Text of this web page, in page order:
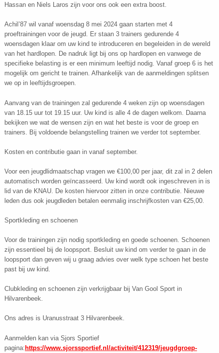
Hassan en Niels Laros zijn voor ons ook een extra boost.
Achil’87 wil vanaf woensdag 8 mei 2024 gaan starten met 4
proeftrainingen voor de jeugd. Er staan 3 trainers gedurende 4
woensdagen klaar om uw kind te introduceren en begeleiden in de wereld
van het hardlopen. De nadruk ligt bij ons op hardlopen en vanwege de
specifieke belasting is er een minimum leeftijd nodig. Vanaf groep 6 is het
mogelijk om gericht te trainen. Afhankelijk van de aanmeldingen splitsen
we op in leeftijdsgroepen.
Aanvang van de trainingen zal gedurende 4 weken zijn op woensdagen
van 18.15 uur tot 19.15 uur. Uw kind is alle 4 de dagen welkom. Daarna
bekijken we wat de wensen zijn en wat het beste is voor de groep en
trainers. Bij voldoende belangstelling trainen we verder tot september.
Kosten en contributie gaan in vanaf september.
Voor een jeugdlidmaatschap vragen we €100,00 per jaar, dit zal in 2 delen
automatisch worden geïncasseerd. Uw kind wordt ook ingeschreven in is
lid van de KNAU. De kosten hiervoor zitten in onze contributie. Nieuwe
leden dus ook jeugdleden betalen eenmalig inschrijfkosten van €25,00.
Sportkleding en schoenen
Voor de trainingen zijn nodig sportkleding en goede schoenen. Schoenen
zijn essentieel bij de loopsport. Besluit uw kind om verder te gaan in de
loopsport dan geven wij u graag advies over welk type schoen het beste
past bij uw kind.
Clubkleding en schoenen zijn verkrijgbaar bij Van Gool Sport in
Hilvarenbeek.
Ons adres is Uranusstraat 3 Hilvarenbeek.
Aanmelden kan via Sjors Sportief
pagina:https://www.sjorssportief.nl/activiteit/412319/jeugdgroep-